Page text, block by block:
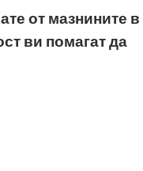
от мазнините в
ви помагат да